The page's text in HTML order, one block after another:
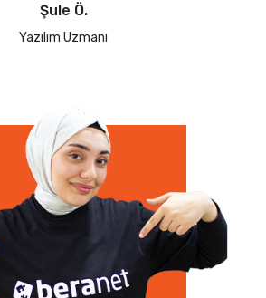
Şule Ö.
Yazılım Uzmanı